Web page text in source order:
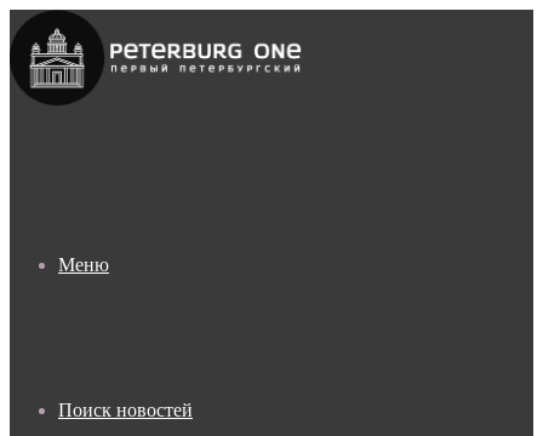
Меню
Поиск новостей